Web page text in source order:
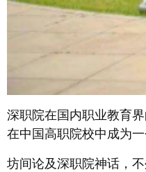
深职院在国内职业教育
在中国高职院校中成为一
坊间论及深职院神话，